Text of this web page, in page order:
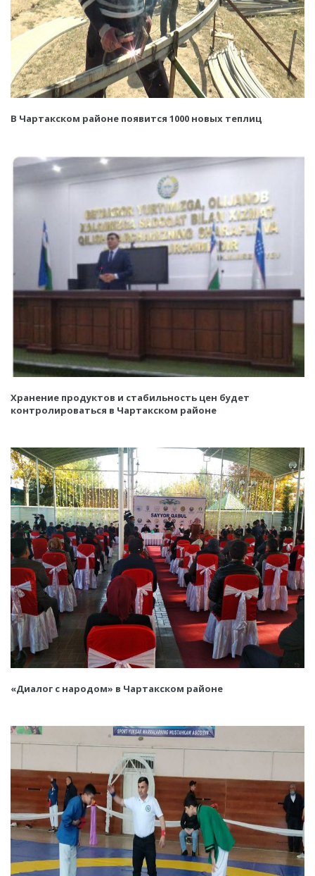
В Чартакском районе появится 1000 новых теплиц
Хранение продуктов и стабильность цен будет
контролироваться в Чартакском районе
«Диалог с народом» в Чартакском районе